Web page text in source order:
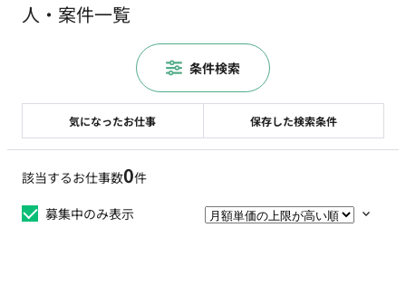
人・案件一覧
該当するお仕事数0件
募集中のみ表示
気になったお仕事 保存した検索条件
条件検索